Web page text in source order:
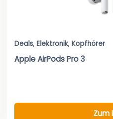
Deals, Elektronik, Kopfhörer
Apple AirPods Pro 3
Zum